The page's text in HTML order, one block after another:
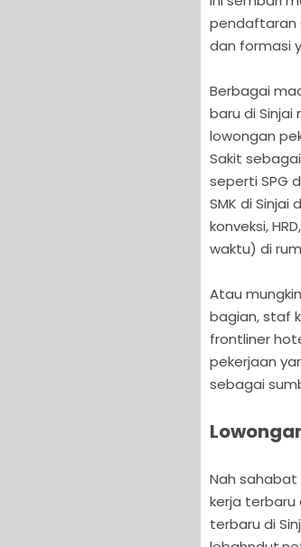
pendaftaran
dan formasi
Berbagai
baru di
lowongan
Sakit
seperti SPG
SMK di
konveksi,
waktu) di
Atau
bagian, staf
frontliner
pekerjaan
sebagai
Nah sahabat
kerja terbaru
terbaru di